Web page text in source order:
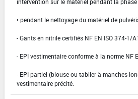
• pendant le nettoyage du matériel de
- Gants en nitrile certifiés NF EN ISO 374-1/
- EPI vestimentaire conforme à la norme NF
- EPI partiel (blouse ou tablier à manches
vestimentaire précité.